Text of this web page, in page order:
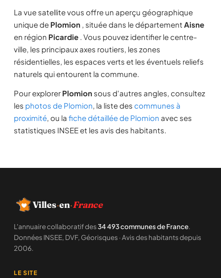
La vue satellite vous offre un aperçu géographique
unique de Plomion , située dans le département Aisne
en région Picardie . Vous pouvez identifier le centre-
ville, les principaux axes routiers, les zones
résidentielles, les espaces verts et les éventuels reliefs
naturels qui entourent la commune.
Pour explorer Plomion sous d'autres angles, consultez
les photos de Plomion, la liste des communes à
proximité, ou la fiche détaillée de Plomion avec ses
statistiques INSEE et les avis des habitants.
Villes·en·France
L'annuaire collaboratif des34 493 communes de France.
Données INSEE, DVF, Géorisques · Avis des habitants depuis
2006.
LE SITE